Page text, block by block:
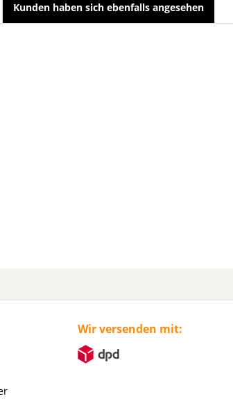
Kunden haben sich ebenfalls angesehen
Wir versenden mit: